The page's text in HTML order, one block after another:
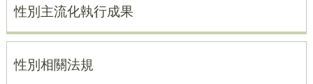
性別主流化執行成果
性別相關法規